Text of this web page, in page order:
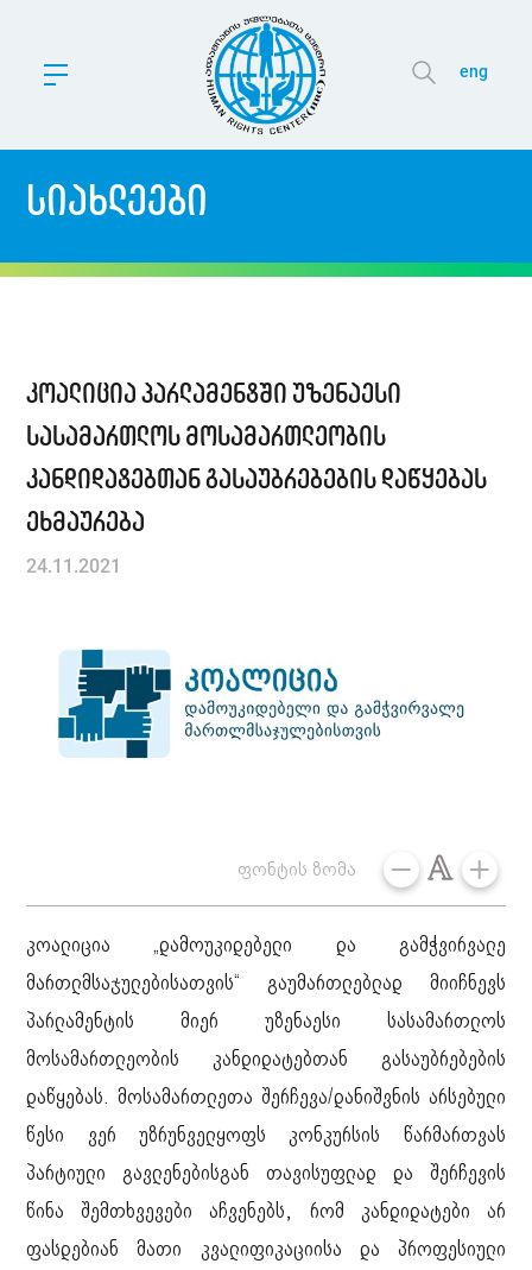
eng
სიახლეები
კოალიცია პარლამენტში უზენაესი
სასამართლოს მოსამართლეობის
კანდიდატებთან გასაუბრებების დაწყებას
ეხმაურება
24.11.2021
ფონტის ზომა
კოალიცია „დამოუკიდებელი და გამჭვირვალე
მართლმსაჯულებისათვის“ გაუმართლებლად მიიჩნევს
პარლამენტის მიერ უზენაესი სასამართლოს
მოსამართლეობის კანდიდატებთან გასაუბრებების
დაწყებას. მოსამართლეთა შერჩევა/დანიშვნის არსებული
წესი ვერ უზრუნველყოფს კონკურსის წარმართვას
პარტიული გავლენებისგან თავისუფლად და შერჩევის
წინა შემთხვევები აჩვენებს, რომ კანდიდატები არ
ფასდებიან მათი კვალიფიკაციისა და პროფესიული